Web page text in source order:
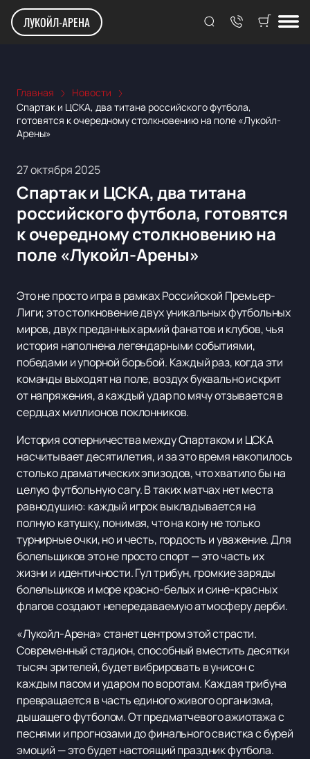
ЛУКОЙЛ-АРЕНА
Главная
Новости
Спартак и ЦСКА, два титана российского футбола,
готовятся к очередному столкновению на поле «Лукойл-
Арены»
27 октября 2025
Спартак и ЦСКА, два титана
российского футбола, готовятся
к очередному столкновению на
поле «Лукойл-Арены»
Это не просто игра в рамках Российской Премьер-
Лиги; это столкновение двух уникальных футбольных
миров, двух преданных армий фанатов и клубов, чья
история наполнена легендарными событиями,
победами и упорной борьбой. Каждый раз, когда эти
команды выходят на поле, воздух буквально искрит
от напряжения, а каждый удар по мячу отзывается в
сердцах миллионов поклонников.
История соперничества между Спартаком и ЦСКА
насчитывает десятилетия, и за это время накопилось
столько драматических эпизодов, что хватило бы на
целую футбольную сагу. В таких матчах нет места
равнодушию: каждый игрок выкладывается на
полную катушку, понимая, что на кону не только
турнирные очки, но и честь, гордость и уважение. Для
болельщиков это не просто спорт — это часть их
жизни и идентичности. Гул трибун, громкие заряды
болельщиков и море красно-белых и сине-красных
флагов создают непередаваемую атмосферу дерби.
«Лукойл-Арена» станет центром этой страсти.
Современный стадион, способный вместить десятки
тысяч зрителей, будет вибрировать в унисон с
каждым пасом и ударом по воротам. Каждая трибуна
превращается в часть единого живого организма,
дышащего футболом. От предматчевого ажиотажа с
песнями и прогнозами до финального свистка с бурей
эмоций — это будет настоящий праздник футбола.